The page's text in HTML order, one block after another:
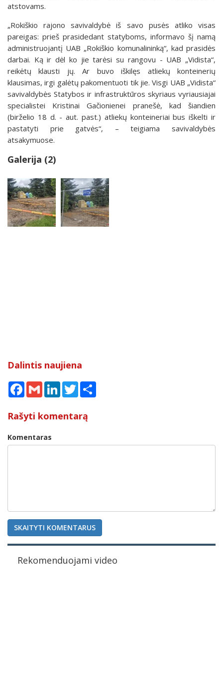
atstovams.
„Rokiškio rajono savivaldybė iš savo pusės atliko visas
pareigas: prieš prasidedant statyboms, informavo šį namą
administruojantį UAB „Rokiškio komunalininką“, kad prasidės
darbai. Ką ir dėl ko jie tarėsi su rangovu - UAB „Vidista“,
reikėtų klausti jų. Ar buvo iškilęs atliekų konteinerių
klausimas, irgi galėtų pakomentuoti tik jie. Visgi UAB „Vidista“
savivaldybės Statybos ir infrastruktūros skyriaus vyriausiajai
specialistei Kristinai Gačionienei pranešė, kad šiandien
(birželio 18 d. - aut. past.) atliekų konteineriai bus iškelti ir
pastatyti prie gatvės“, – teigiama savivaldybės
atsakymuose.
Galerija (2)
Dalintis naujiena
Facebook
Gmail LinkedInTwitter
Rašyti komentarą
Komentaras
SKAITYTI KOMENTARUS
Rekomenduojami video